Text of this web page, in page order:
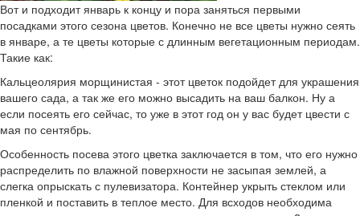
Вот и подходит январь к концу и пора заняться первыми
посадками этого сезона цветов. Конечно не все цветы нужно сеять
в январе, а те цветы которые с длинным вегетационным периодам.
Такие как:
Кальцеолярия морщинистая - этот цветок подойдет для украшения
вашего сада, а так же его можно высадить на ваш балкон. Ну а
если посеять его сейчас, то уже в этот год он у вас будет цвести с
мая по сентябрь.
Особенность посева этого цветка заключается в том, что его нужно
распределить по влажной поверхности не засыпая землей, а
слегка опрыскать с пулевизатора. Контейнер укрыть стеклом или
пленкой и поставить в теплое место. Для всходов необходима